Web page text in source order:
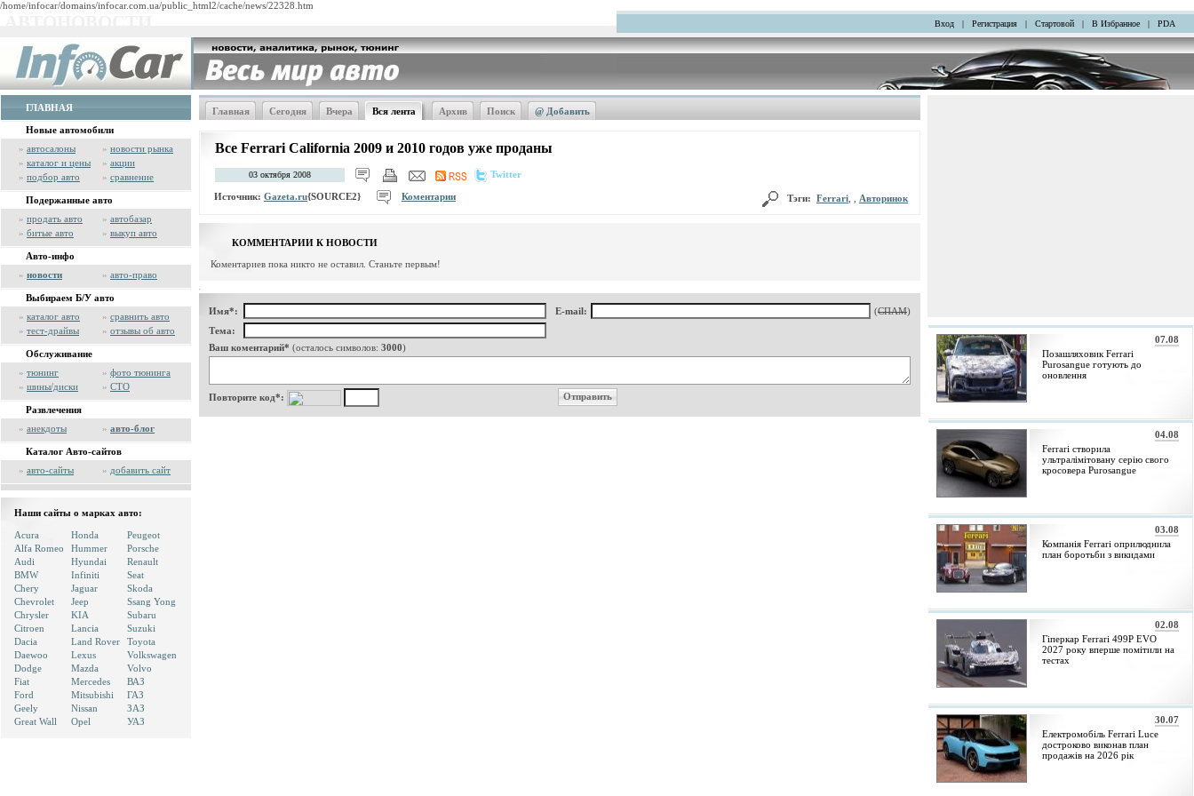
/home/infocar/domains/infocar.com.ua/public_html2/cache/news/22328.htm
Вход | Регистрация | Стартовой | В Избранное | PDA
ГЛАВНАЯ
Новые автомобили
» автосалоны » новости рынка
» каталог и цены » акции
» подбор авто » сравнение
Подержанные авто
» продать авто » автобазар
» битые авто » выкуп авто
Авто-инфо
» новости » авто-право
Выбираем Б/У авто
» каталог авто » сравнить авто
» тест-драйвы » отзывы об авто
Обслуживание
» тюнинг » фото тюнинга
» шины/диски » СТО
Развлечения
» анекдоты » авто-блог
Каталог Авто-сайтов
» авто-сайты » добавить сайт
Наши сайты о марках авто:
Acura
Alfa Romeo
Audi
BMW
Chery
Chevrolet
Chrysler
Citroen
Dacia
Daewoo
Dodge
Fiat
Ford
Geely
Great Wall
Honda
Hummer
Hyundai
Infiniti
Jaguar
Jeep
KIA
Lancia
Land Rover
Lexus
Mazda
Mercedes
Mitsubishi
Nissan
Opel
Peugeot
Porsche
Renault
Seat
Skoda
Ssang Yong
Subaru
Suzuki
Toyota
Volkswagen
Volvo
ВАЗ
ГАЗ
ЗАЗ
УАЗ
Главная Сегодня Вчера Вся лента Архив Поиск @ Добавить
Все Ferrari California 2009 и 2010 годов уже проданы
03 октября 2008 Twitter
Источник: Gazeta.ru{SOURCE2} Коментарии Тэги: Ferrari Авторинок
КОММЕНТАРИИ К НОВОСТИ
Коментариев пока никто не оставил. Станьте первым!
Имя*: E-mail: (СПАМ)
Тема:
Ваш коментарий* (осталось символов: 3000)
Повторите код*:
07.08
Позашляховик Ferrari
Purosangue готують до
оновлення
04.08
Ferrari створила
ультралімітовану серію свого
кросовера Purosangue
03.08
Компанія Ferrari оприлюднила
план боротьби з викидами
02.08
Гіперкар Ferrari 499P EVO
2027 року вперше помітили на
тестах
30.07
Електромобіль Ferrari Luce
достроково виконав план
продажів на 2026 рік